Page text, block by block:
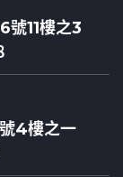
號11樓之3
4樓之一